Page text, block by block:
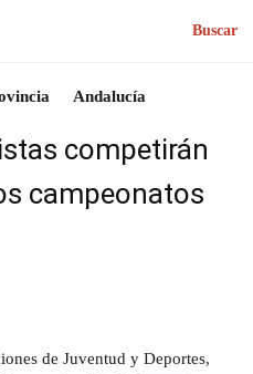
Buscar
Andalucía
competirán
campeonatos
de Juventud y Deportes,